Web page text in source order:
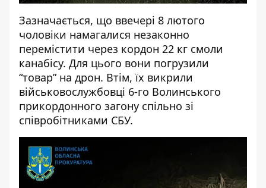
Зазначається, що ввечері 8 лютого
чоловіки намагалися незаконно
перемістити через кордон 22 кг смоли
канабісу. Для цього вони погрузили
“товар” на дрон. Втім, їх викрили
військовослужбовці 6-го Волинського
прикордонного загону спільно зі
співробітниками СБУ.